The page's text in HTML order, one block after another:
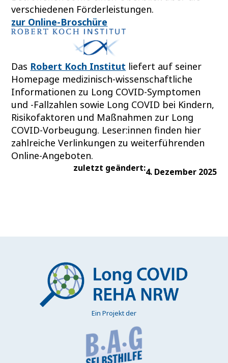
verschiedenen Förderleistungen.
zur Online-Broschüre
Das Robert Koch Institut liefert auf seiner
Homepage medizinisch-wissenschaftliche
Informationen zu Long COVID-Symptomen
und -Fallzahlen sowie Long COVID bei Kindern,
Risikofaktoren und Maßnahmen zur Long
COVID-Vorbeugung. Leser:innen finden hier
zahlreiche Verlinkungen zu weiterführenden
Online-Angeboten.
zuletzt geändert:4. Dezember 2025
Ein Projekt der